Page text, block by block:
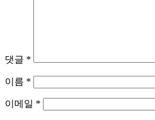
댓글 *
이름 *
이메일 *